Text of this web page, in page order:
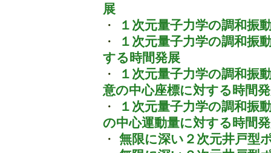
展
・
１次元量子力学の調和振
・
１次元量子力学の調和振
する時間発展
・
１次元量子力学の調和振
意の中心座標に対する時間
・
１次元量子力学の調和振
の中心運動量に対する時間
・ 無限に深い２次元井戸型